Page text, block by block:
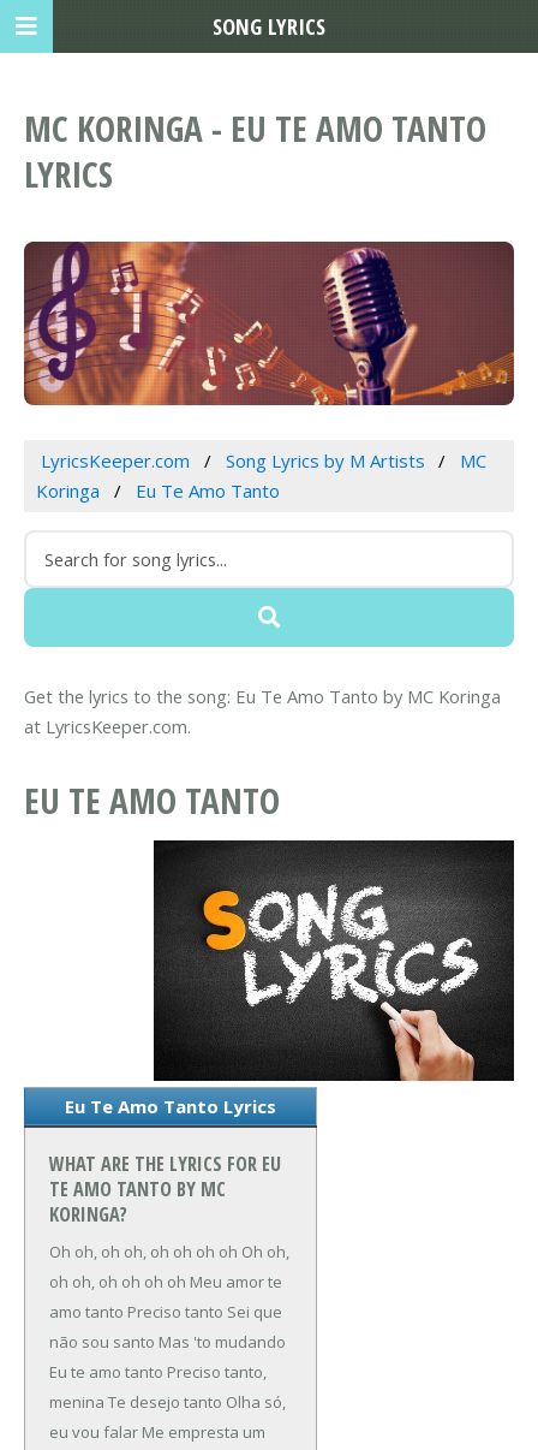
MC KORINGA - EU TE AMO TANTO
LYRICS
LyricsKeeper.com Song Lyrics by M Artists
MC
Koringa
Eu Te Amo Tanto
Get the lyrics to the song: Eu Te Amo Tanto by MC Koringa
at LyricsKeeper.com.
EU TE AMO TANTO
Eu Te Amo Tanto Lyrics
WHAT ARE THE LYRICS FOR EU
TE AMO TANTO BY MC
KORINGA?
Oh oh, oh oh, oh oh oh oh Oh oh,
oh oh, oh oh oh oh Meu amor te
amo tanto Preciso tanto Sei que
não sou santo Mas 'to mudando
Eu te amo tanto Preciso tanto,
menina Te desejo tanto Olha só,
eu vou falar Me empresta um
SONG LYRICS